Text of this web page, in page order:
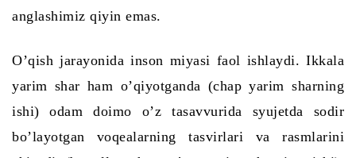
anglashimiz qiyin emas.
O’qish jarayonida inson miyasi faol ishlaydi. Ikkala
yarim shar ham o’qiyotganda (chap yarim sharning
ishi) odam doimo o’z tasavvurida syujetda sodir
bo’layotgan voqealarning tasvirlari va rasmlarini